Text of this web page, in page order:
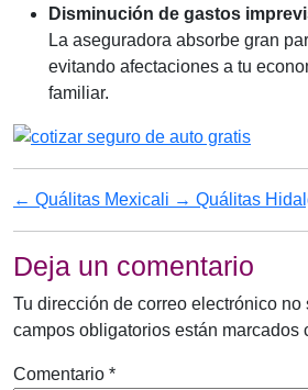
Disminución de gastos
La aseguradora absorbe gran
evitando afectaciones a tu
familiar.
← Quálitas Mexicali → Quálitas
Deja un comentario
Tu dirección de correo electrónico no
campos obligatorios están marcados
Comentario *